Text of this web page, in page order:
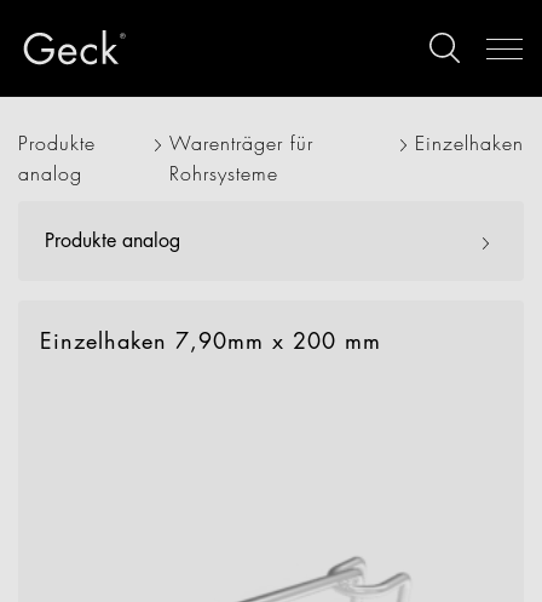
Produkte
analog
Warenträger für
Rohrsysteme
Einzelhaken
Produkte analog
Einzelhaken 7,90mm x 200 mm